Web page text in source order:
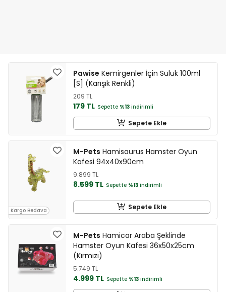
Pawise Kemirgenler İçin Suluk 100ml
[S] (Karışık Renkli)
209 TL
179 TL Sepette %13 indirimli
Sepete Ekle
Kargo Bedava
M-Pets Hamisaurus Hamster Oyun
Kafesi 94x40x90cm
9.899 TL
8.599 TL Sepette %13 indirimli
Sepete Ekle
M-Pets Hamicar Araba Şeklinde
Hamster Oyun Kafesi 36x50x25cm
(Kırmızı)
5.749 TL
4.999 TL Sepette %13 indirimli